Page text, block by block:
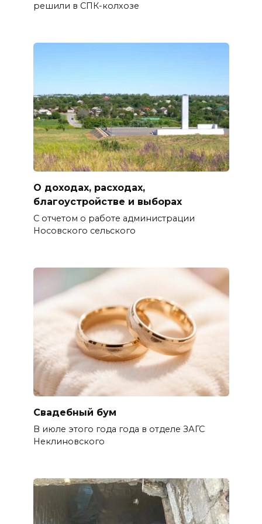
решили в СПК-колхозе
О доходах, расходах,
благоустройстве и выборах
С отчетом о работе администрации
Носовского сельского
Свадебный бум
В июле этого года года в отделе ЗАГС
Неклиновского